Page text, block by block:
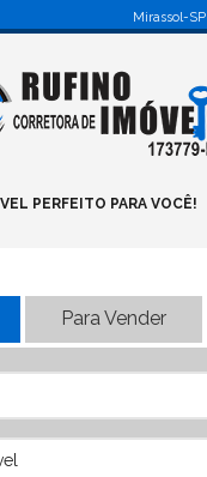
Mirassol-SP
PERFEITO PARA VOCÊ!
Para Vender